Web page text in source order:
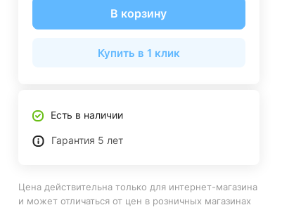
В корзину
Купить в 1 клик
Есть в наличии
Гарантия 5 лет
Цена действительна только для интернет-магазина
и может отличаться от цен в розничных магазинах